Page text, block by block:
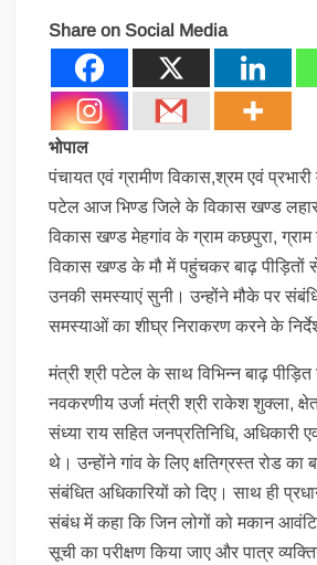
Share on Social Media
भोपाल
पंचायत एवं ग्रामीण विकास,श्रम एवं प्रभारी
पटेल आज भिण्ड जिले के विकास खण्ड लहार
विकास खण्ड मेहगांव के ग्राम कछपुरा, ग्राम
विकास खण्ड के मौ में पहुंचकर बाढ़
उनकी समस्याएं सुनी। उन्होंने मौके पर
समस्याओं का शीघ्र निराकरण करने के
मंत्री श्री पटेल के साथ विभिन्न बाढ़ पीड़ित
नवकरणीय उर्जा मंत्री श्री राकेश शुक्ला,
संध्या राय सहित जनप्रतिनिधि, अधिकारी
थे। उन्होंने गांव के लिए क्षतिग्रस्त रोड का
संबंधित अधिकारियों को दिए। साथ ही
संबंध में कहा कि जिन लोगों को मकान
सूची का परीक्षण किया जाए और पात्र